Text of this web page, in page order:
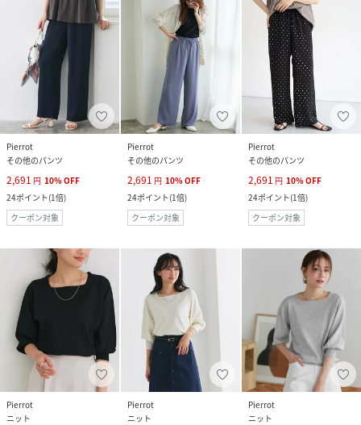
Pierrot
その他のパンツ
2,691 円 10%OFF
24ポイント(1倍)
クーポン対象
Pierrot
その他のパンツ
2,691 円 10%OFF
24ポイント(1倍)
クーポン対象
Pierrot
その他のパンツ
2,691 円 10%OFF
24ポイント(1倍)
クーポン対象
Pierrot
ニット
Pierrot
ニット
Pierrot
ニット